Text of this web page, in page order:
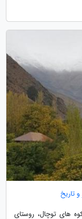
تاریخ
های توچال، روستای